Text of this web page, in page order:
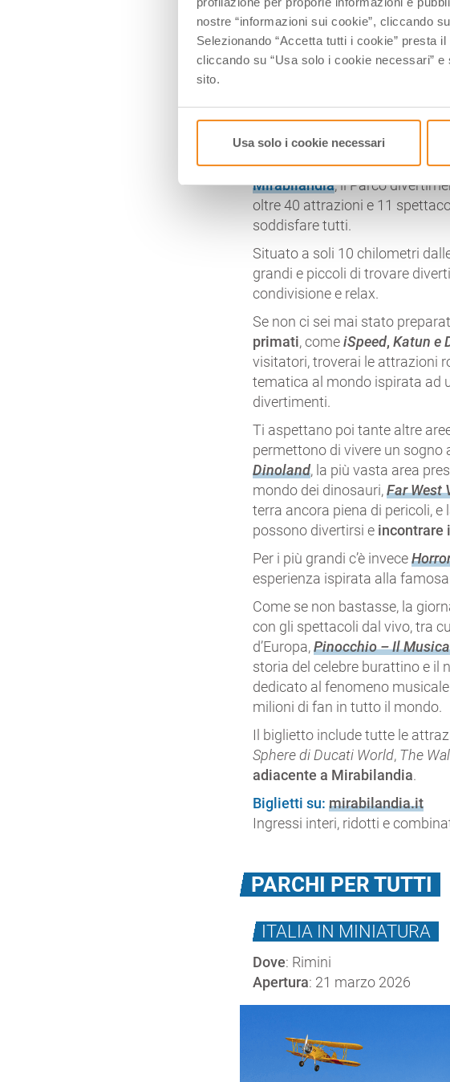
nostre “informazioni sui cookie”, cliccando
Selezionando “Accetta tutti i cookie” presta
cliccando su “Usa solo i cookie necessari”
sito.
Usa solo i cookie necessari
Mirabilandia, il Parco
oltre 40 attrazioni e 11
soddisfare tutti.
Situato a soli 10 chilometri
grandi e piccoli di trovare
condivisione e relax.
Se non ci sei mai stato
primati, comeiSpeed,Katun e
visitatori, troverai le attrazioni
tematica al mondo ispirata ad
divertimenti.
Ti aspettano poi tante altre
permettono di vivere un
Dinoland, la più vasta area
mondo dei dinosauri,Far West
terra ancora piena di pericoli, e
possono divertirsi e incontrare
Per i più grandi c’è invece
esperienza ispirata alla
Come se non bastasse, la
con gli spettacoli dal vivo, tra
d’Europa,Pinocchio – Il
storia del celebre burattino e il
dedicato al fenomeno
milioni di fan in tutto il mondo.
Il biglietto include tutte le
Sphere di Ducati World, The
adiacente a Mirabilandia.
Biglietti su: mirabilandia.it
Ingressi interi, ridotti e
PARCHI PER TUTTI
ITALIA IN MINIATURA
Dove: Rimini
Apertura: 21 marzo 2026